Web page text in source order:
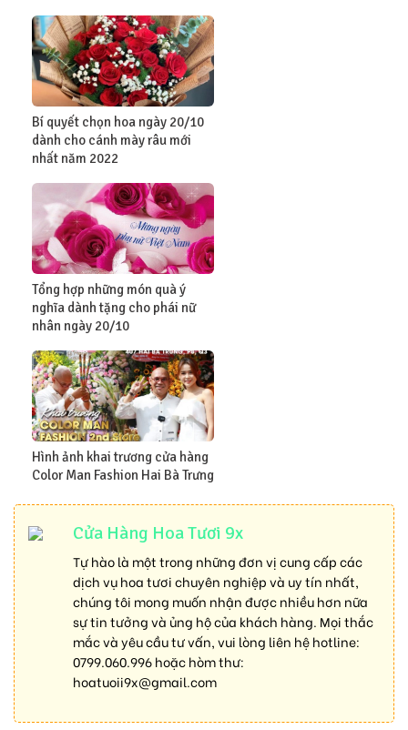
Bí quyết chọn hoa ngày 20/10
dành cho cánh mày râu mới
nhất năm 2022
Tổng hợp những món quà ý
nghĩa dành tặng cho phái nữ
nhân ngày 20/10
Hình ảnh khai trương cửa hàng
Color Man Fashion Hai Bà Trưng
Cửa Hàng Hoa Tươi 9x
Tự hào là một trong những đơn vị cung cấp các
dịch vụ hoa tươi chuyên nghiệp và uy tín nhất,
chúng tôi mong muốn nhận được nhiều hơn nữa
sự tin tưởng và ủng hộ của khách hàng. Mọi thắc
mắc và yêu cầu tư vấn, vui lòng liên hệ hotline:
0799.060.996hoặc hòm thư:
hoatuoii9x@gmail.com